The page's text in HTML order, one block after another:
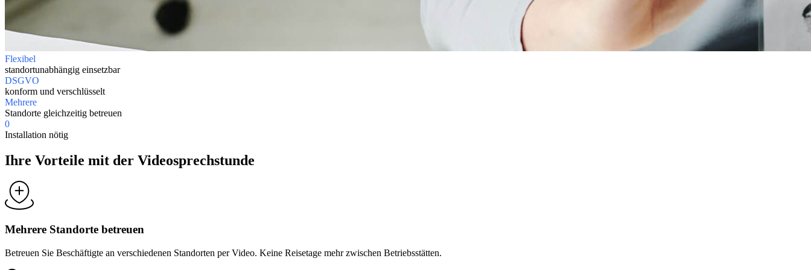
Flexibel
standortunabhängig einsetzbar
DSGVO
konform und verschlüsselt
Mehrere
Standorte gleichzeitig betreuen
0
Installation nötig
Ihre Vorteile mit der Videosprechstunde
Mehrere Standorte betreuen
Betreuen Sie Beschäftigte an verschiedenen Standorten per Video. Keine Reisetage mehr zwischen Betriebsstätten.